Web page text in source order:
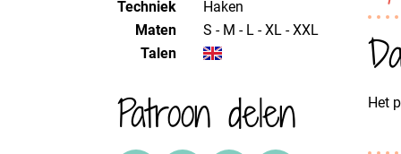
Techniek
haken
Maten
S - M - L - XL - XXL
Talen
Patroon delen Het